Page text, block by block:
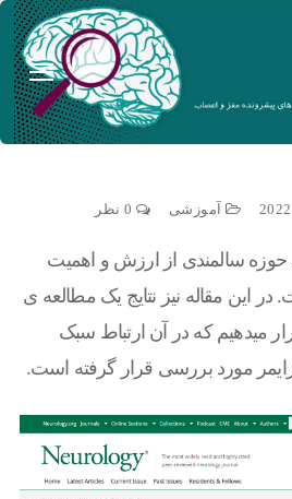
آموزشی 0 نظر
سالمندی از ارزش و اهمیت
این مقاله نیز نتایج یک مطالعه ی
میدهیم که در آن ارتباط سبک
مورد بررسی قرار گرفته است.